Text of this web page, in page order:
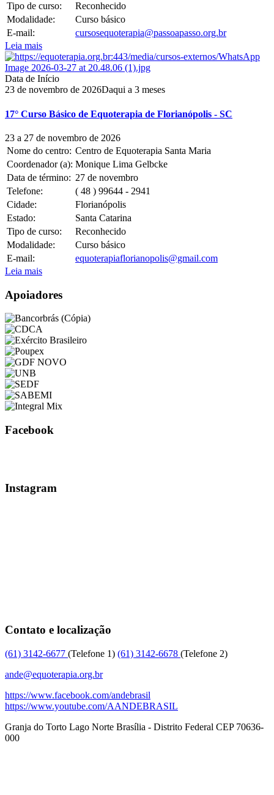
Tipo de curso:
Reconhecido
Modalidade:
Curso básico
E-mail:
cursosequoterapia@passoapasso.org.br
Leia mais
Data de Início
23 de novembro de 2026Daqui a 3 meses
17° Curso Básico de Equoterapia de Florianópolis - SC
23 a 27 de novembro de 2026
Nome do centro: Centro de Equoterapia Santa Maria
Coordenador (a): Monique Lima Gelbcke
Data de término: 27 de novembro
Telefone:
( 48 ) 99644 - 2941
Cidade:
Florianópolis
Estado:
Santa Catarina
Tipo de curso:
Reconhecido
Modalidade:
Curso básico
E-mail:
equoterapiaflorianopolis@gmail.com
Leia mais
Apoiadores
Facebook
Instagram
Contato e localização
(61) 3142-6677 (Telefone 1) (61) 3142-6678 (Telefone 2)
ande@equoterapia.org.br
https://www.facebook.com/andebrasil
https://www.youtube.com/AANDEBRASIL
Granja do Torto Lago Norte Brasília - Distrito Federal CEP 70636-
000